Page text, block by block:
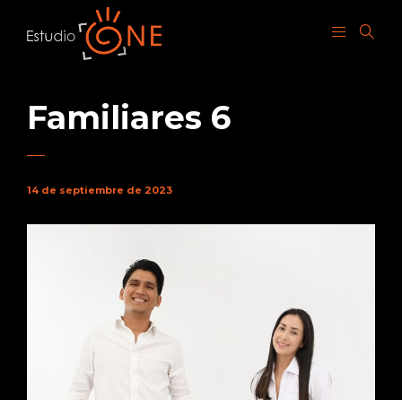
Familiares 6
14 de septiembre de 2023